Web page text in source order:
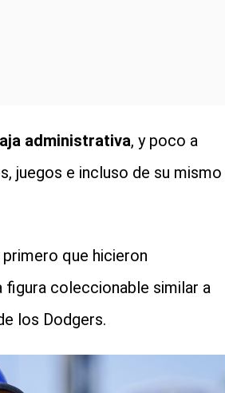
administrativa, y poco a
juegos e incluso de su mismo
que hicieron
figura coleccionable similar a
los Dodgers.